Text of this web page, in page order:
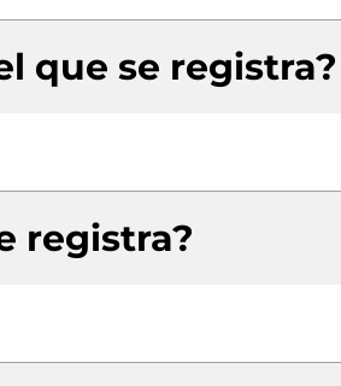
que se registra?
registra?